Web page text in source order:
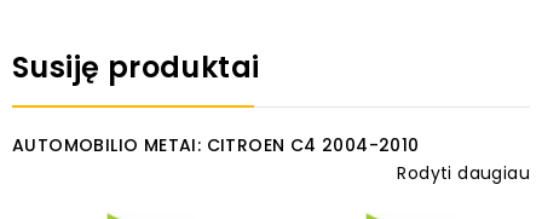
Susiję produktai
AUTOMOBILIO METAI: CITROEN C4 2004-2010
Rodyti daugiau